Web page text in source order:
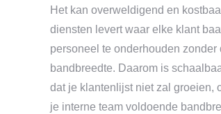
Het kan overweldigend en
diensten levert waar elke klant
personeel te onderhouden
bandbreedte. Daarom is
dat je klantenlijst niet zal groeien,
je interne team voldoende